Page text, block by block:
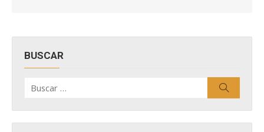
BUSCAR
por: